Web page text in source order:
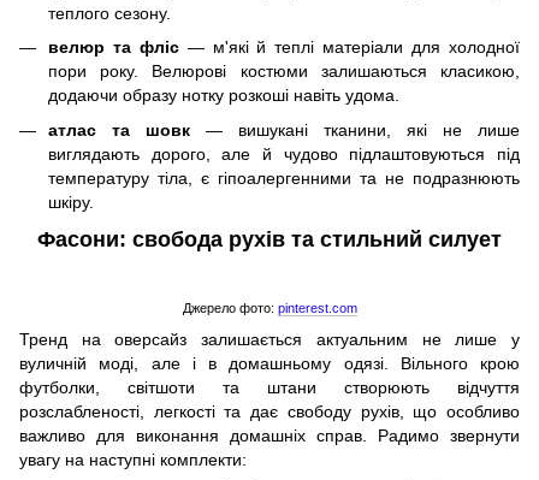
теплого сезону.
велюр та фліс— м'які й теплі матеріали для холодної
пори року. Велюрові костюми залишаються класикою,
додаючи образу нотку розкоші навіть удома.
атлас та шовк — вишукані тканини, які не лише
виглядають дорого, але й чудово підлаштовуються під
температуру тіла, є гіпоалергенними та не подразнюють
шкіру.
Фасони: свобода рухів та стильний силует
Джерело фото: pinterest.com
Тренд на оверсайз залишається актуальним не лише у
вуличній моді, але і в домашньому одязі. Вільного крою
футболки, світшоти та штани створюють відчуття
розслабленості, легкості та дає свободу рухів, що особливо
важливо для виконання домашніх справ. Радимо звернути
увагу на наступні комплекти: